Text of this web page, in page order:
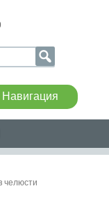
Навигация
челюсти